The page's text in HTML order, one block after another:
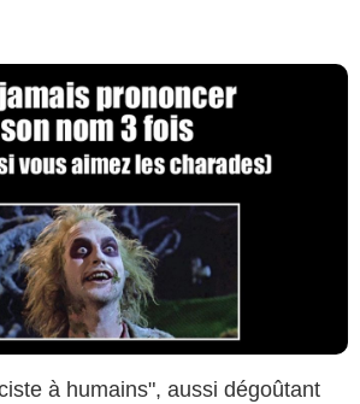
à humains", aussi dégoûtant